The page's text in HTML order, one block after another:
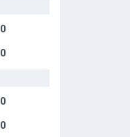
0
0
0
0